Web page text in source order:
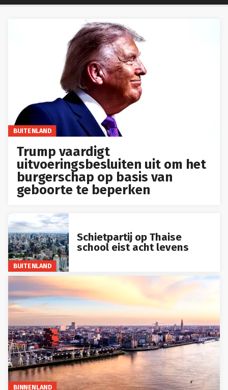
BUITENLAND
Trump vaardigt
uitvoeringsbesluiten uit om het
burgerschap op basis van
geboorte te beperken
BUITENLAND
Schietpartij op Thaise
school eist acht levens
BINNENLAND